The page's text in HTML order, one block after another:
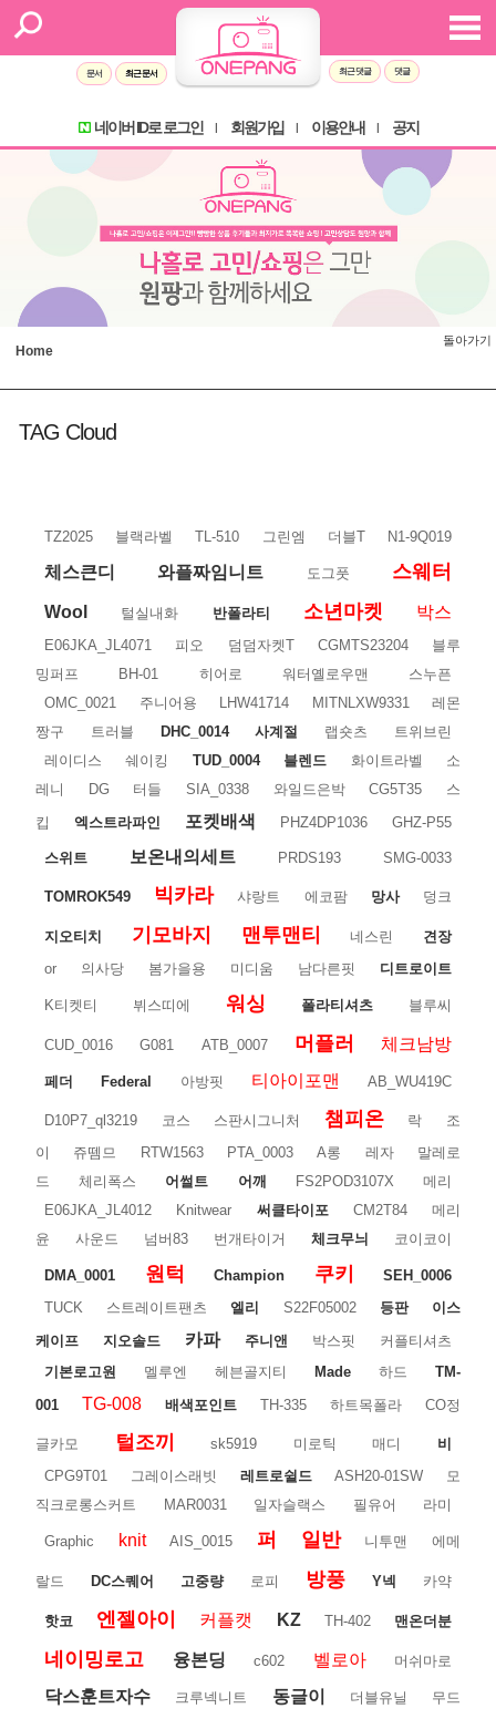
문서 최근 문서 최근 댓글 댓글
네이버 ID로 로그인 회원가입 이용안내 공지
Home
돌아가기
TAG Cloud
TZ2025 블랙라벨 TL-510 그린엠 더블T N1-9Q019
체스큰디 와플짜임니트 도그풋 스웨터
Wool 털실내화 반폴라티 소년마켓 박스
E06JKA_JL4071 피오 덤덤자켓T CGMTS23204
블루
밍퍼프
BH-01 히어로 워터옐로우맨
스누픈
OMC_0021
주니어용 LHW41714 MITNLXW9331
레몬
짱구
트러블 DHC_0014 사계절 랩숏츠
트위브린
레이디스
쉐이킹 TUD_0004 블렌드 화이트라벨
소
레니
DG 터들 SIA_0338 와일드은박 CG5T35
스
킵
엑스트라파인 포켓배색 PHZ4DP1036 GHZ-P55
스위트 보온내의세트 PRDS193 SMG-0033
TOMROK549 빅카라 샤랑트 에코팜 망사 덩크
지오티치 기모바지 맨투맨티 네스린
견장
or
의사당 봄가을용 미디움 남다른핏 디트로이트
K티켓티 뷔스띠에 워싱 폴라티셔츠 블루씨
CUD_0016 G081 ATB_0007 머플러 체크남방
페더 Federal 아방핏 티아이포맨 AB_WU419C
D10P7_ql3219 코스 스판시그니처 챔피온 락
조
이
쥬뗌므 RTW1563 PTA_0003 A롱 레자
말레로
드
체리폭스 어썰트 어깨 FS2POD3107X
메리
E06JKA_JL4012
Knitwear 써클타이포 CM2T84
메리
윤
사운드 넘버83 번개타이거 체크무늬 코이코이
DMA_0001 원턱 Champion 쿠키
SEH_0006
TUCK
스트레이트팬츠 엘리 S22F05002 등판
이스
케이프
지오솔드 카파 주니앤 박스핏
커플티셔츠
기본로고원
멜루엔 헤븐골지티 Made 하드
TM-
001
TG-008 배색포인트 TH-335 하트목폴라 CO정
글카모 털조끼 sk5919 미로틱 매디
비
CPG9T01
그레이스래빗 레트로쉴드 ASH20-01SW
모
직크로롱스커트
MAR0031 일자슬랙스 필유어 라미
Graphic knit AIS_0015 퍼 일반 니투맨 에메
랄드 DC스퀘어 고중량 로피 방풍 Y넥 카약
핫코 엔젤아이 커플캣 KZ TH-402 맨온더분
네이밍로고 융본딩 c602 벨로아 머쉬마로
닥스훈트자수 크루넥니트 동글이 더블유닐
무드